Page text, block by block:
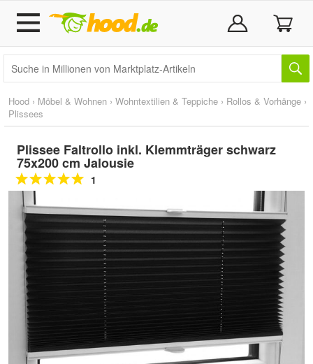
Hood › Möbel & Wohnen › Wohntextilien & Teppiche › Rollos & Vorhänge ›
Plissees
Plissee Faltrollo inkl. Klemmträger schwarz
75x200 cm Jalousie
1